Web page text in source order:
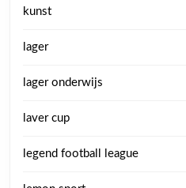
kunst
lager
lager onderwijs
laver cup
legend football league